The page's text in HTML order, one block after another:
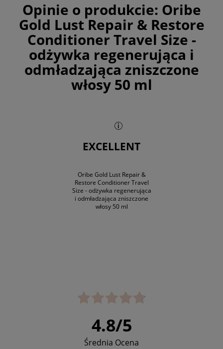
Opinie o produkcie: Oribe
Gold Lust Repair & Restore
Conditioner Travel Size -
odżywka regenerująca i
odmładzająca zniszczone
włosy 50 ml
EXCELLENT
Oribe Gold Lust Repair &
Restore Conditioner Travel
Size - odżywka regenerująca
i odmładzająca zniszczone
włosy 50 ml
4.8/5
Średnia Ocena